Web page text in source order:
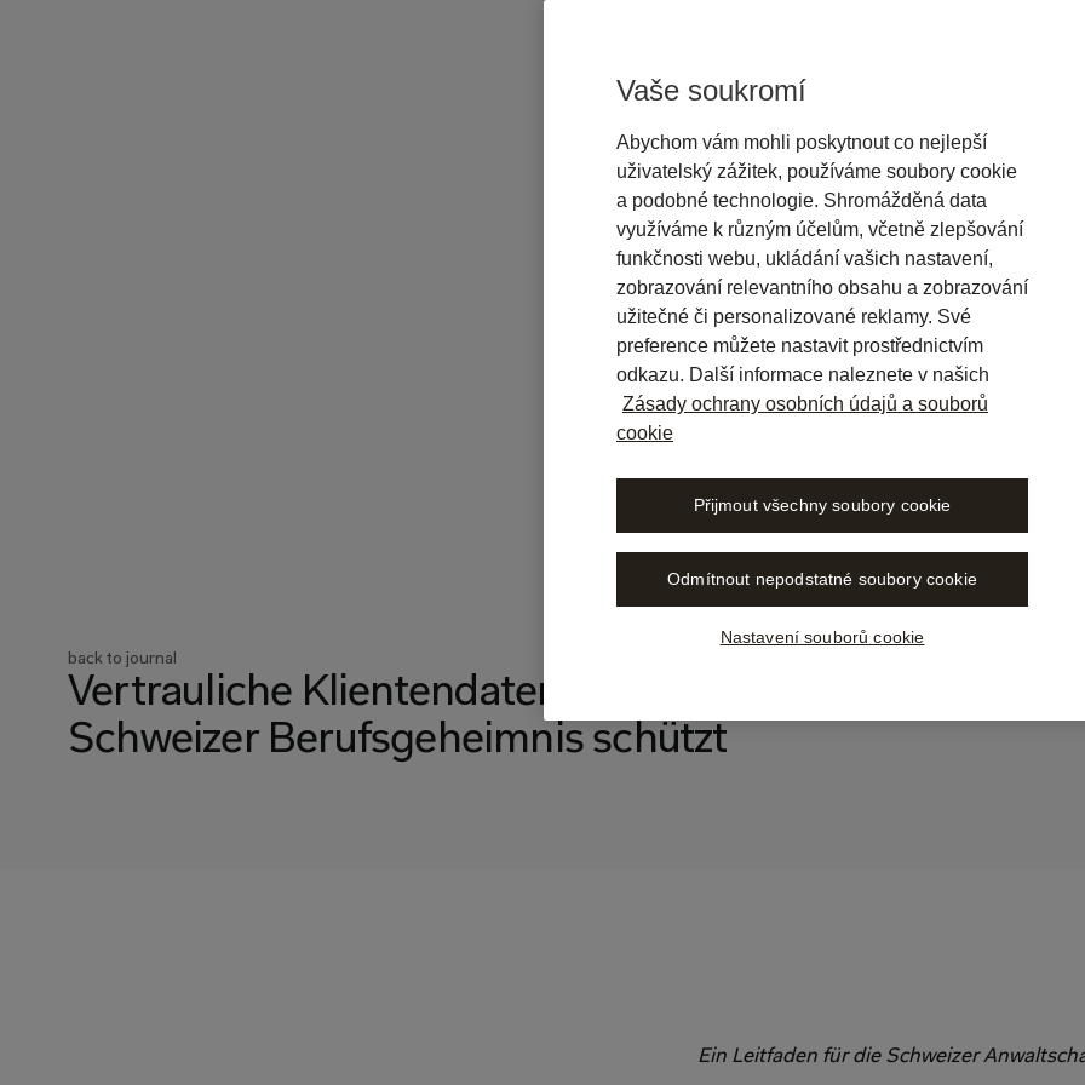
back to journal
Vertrauliche Klientendaten und KI: Wie Libra das
Schweizer Berufsgeheimnis schützt
Ein Leitfaden für die Schweizer
Vaše soukromí
Abychom vám mohli poskytnout co nejlepší
uživatelský zážitek, používáme soubory cookie
a podobné technologie. Shromážděná data
využíváme k různým účelům, včetně zlepšování
funkčnosti webu, ukládání vašich nastavení,
zobrazování relevantního obsahu a zobrazování
užitečné či personalizované reklamy. Své
preference můžete nastavit prostřednictvím
odkazu. Další informace naleznete v našich
Zásady ochrany osobních údajů a souborů
cookie
Nastavení souborů cookie
Odmítnout nepodstatné soubory cookie
Přijmout všechny soubory cookie